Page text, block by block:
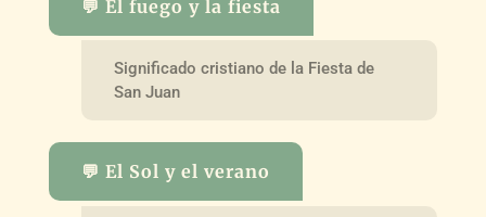
💬 El fuego y la fiesta
Significado cristiano de la Fiesta de
San Juan
💬 El Sol y el verano